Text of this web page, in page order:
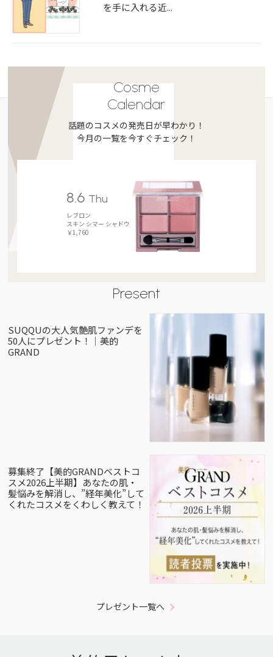
を手に入れる近...
Cosme
Calendar
話題のコスメの発売日が早わかり！
今月の一覧を今すぐチェック！
8.6 Thu
レブロン
スキン シマー シャドウ
￥1,760
Present
SUQQUの大人気艶肌ファンデを
50人にプレゼント！｜美的
GRAND
募集終了【美的GRANDベストコ
スメ2026上半期】あなたの肌・
髪悩みを解消し、”経年美化”して
くれたコスメをくわしく教えて！
プレゼント一覧へ